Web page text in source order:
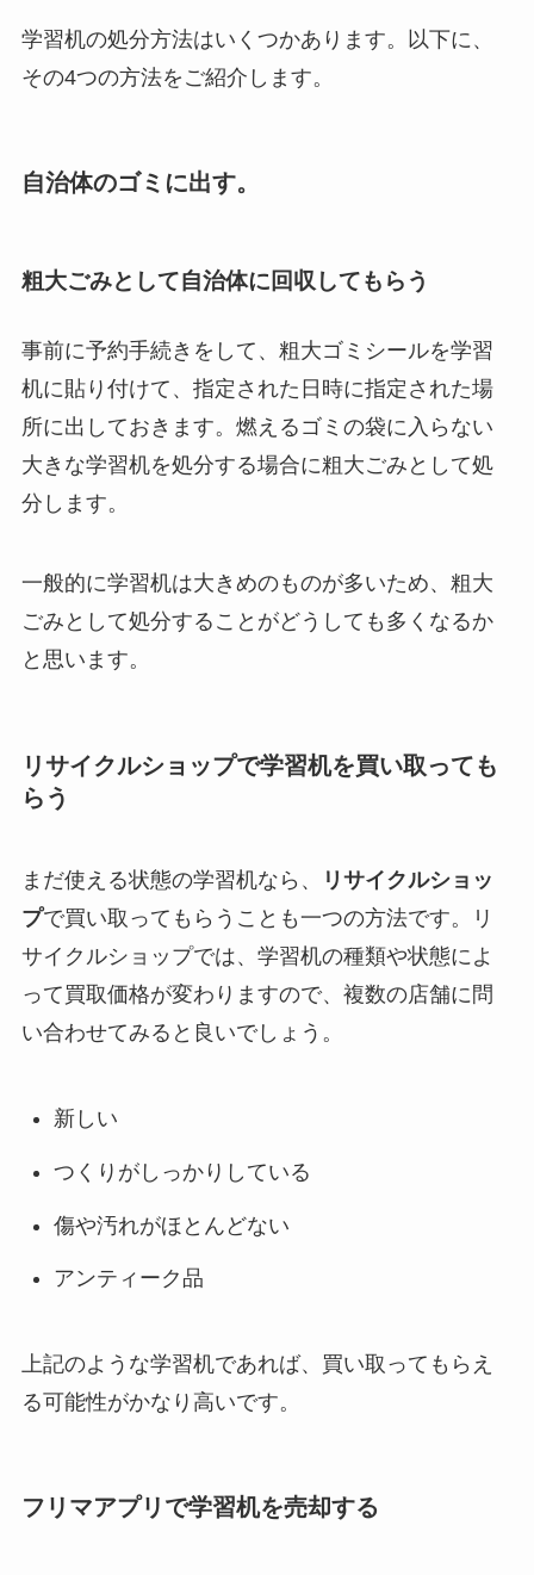
学習机の処分方法はいくつかあります。以下に、
その4つの方法をご紹介します。
自治体のゴミに出す。
粗大ごみとして自治体に回収してもらう
事前に予約手続きをして、粗大ゴミシールを学習
机に貼り付けて、指定された日時に指定された場
所に出しておきます。燃えるゴミの袋に入らない
大きな学習机を処分する場合に粗大ごみとして処
分します。
一般的に学習机は大きめのものが多いため、粗大
ごみとして処分することがどうしても多くなるか
と思います。
リサイクルショップで学習机を買い取っても
らう
まだ使える状態の学習机なら、
リサイクルショッ
プで買い取ってもらうことも一つの方法です。リ
サイクルショップでは、学習机の種類や状態によ
って買取価格が変わりますので、複数の店舗に問
い合わせてみると良いでしょう。
新しい
つくりがしっかりしている
傷や汚れがほとんどない
アンティーク品
上記のような学習机であれば、買い取ってもらえ
る可能性がかなり高いです。
フリマアプリで学習机を売却する